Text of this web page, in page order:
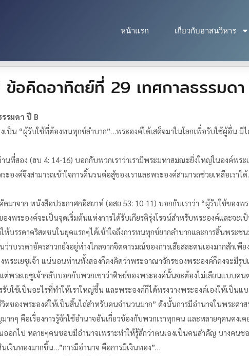
หน้าแรก เกี่ยวกับอาสนวิหาร
อคิดอาทิตย์ที่ 29 เทศกาลธรรมด
รมดา ปี B
เป็น “ผู้รับใช้ที่ต้องทนทุกข์ลำบาก”…พระองค์ได้เสด็จมาในโลกเพื่อรับใช้ผู้อื่น
ที่สอง (ฮบ 4: 14-16) บอกกับพวกเราว่าเรามีพระมหาสมณะยิ่งใหญ่ในองค์พระ
งค์จึงสามารถเข้าใจการดิ้นรนต่อสู้ของเราและพระองค์สามารถช่วยเหลือเรา
มาจาก หนังสือประกาศกอิสยาห์ (อสย 53: 10-11) บอกกับเราว่า “ผู้รับใช้ของ
งพระองค์จะเป็นจุดเริ่มต้นแห่งการได้รับเกียรติรุ่งโรจน์สำหรับพระองค์และจะ
ห้บรรดาคริสตชนในยุคแรกๆได้เข้าใจถึงการทนทุกข์ยากลำบากและการสิ้นพระ
ว่าบรรดาอัครสาวกยังอยู่ห่างไกลจากจิตตารมณ์ของการเสียสละตนเองมากสัก
พระเยซูเจ้า แน่นอนท่านทั้งสองก็คงคิดว่าพระอาณาจักรของพระองค์ก็คงจะมี
ต่พระเยซูเจ้ากลับบอกกับพวกเขาว่าศิษย์ของพระองค์นั้นจะต้องไม่เลียนแบบค
บใช้เป็นอะไรที่ทำให้เราใหญ่ขึ้น และพระองค์ก็ได้ทรงวางพระองค์เองให้เป็น
ของพระองค์ให้เป็นสิ้นไถ่สำหรับคนจำนวนมาก” ดังนั้นการมีอำนาจในพระศาส
ากๆ คือเรื่องการรู้จักใช้อำนาจอันเกี่ยวข้องกับพวกเราทุกคน และหลายๆคนคงเ
ออกไป หลายๆคนชอบมีอำนาจเพราะทำให้รู้สึกว่าตนเองเป็นคนสำคัญ บางคน
เงินทองมากขึ้น…”การมีอำนาจ คือการมีเงินทอง”…